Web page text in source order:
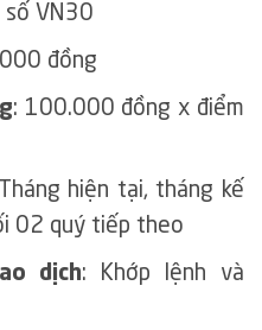
số VN30
đồng
: 100.000 đồng x điểm
hiện tại, tháng kế
02 quý tiếp theo
dịch: Khớp lệnh và